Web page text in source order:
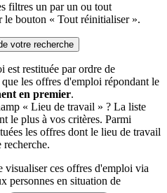
filtres un par un ou tout
le bouton « Tout réinitialiser ».
votre recherche
est restituée par ordre de
les offres d'emploi répondant le
en premier.
« Lieu de travail » ? La liste
le plus à vos critères. Parmi
les offres dont le lieu de travail
recherche.
visualiser ces offres d'emploi via
personnes en situation de